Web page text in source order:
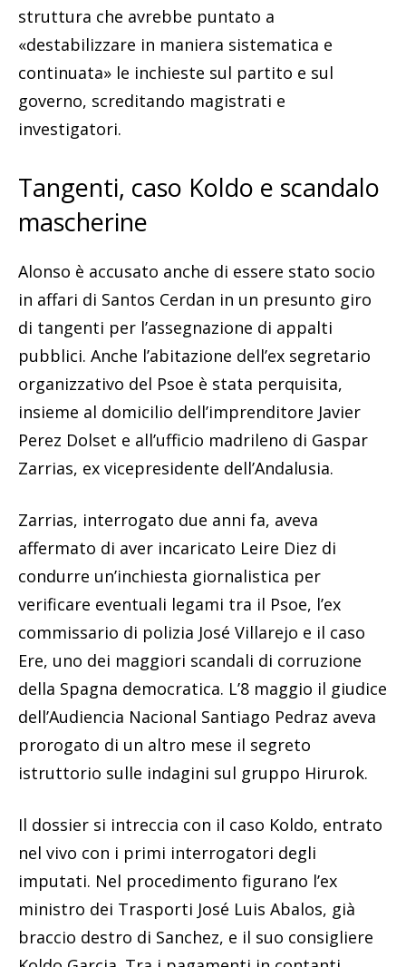
struttura che avrebbe puntato a
«destabilizzare in maniera sistematica e
continuata» le inchieste sul partito e sul
governo, screditando magistrati e
investigatori.
Tangenti, caso Koldo e scandalo
mascherine
Alonso è accusato anche di essere stato socio
in affari di Santos Cerdan in un presunto giro
di tangenti per l’assegnazione di appalti
pubblici. Anche l’abitazione dell’ex segretario
organizzativo del Psoe è stata perquisita,
insieme al domicilio dell’imprenditore Javier
Perez Dolset e all’ufficio madrileno di Gaspar
Zarrias, ex vicepresidente dell’Andalusia.
Zarrias, interrogato due anni fa, aveva
affermato di aver incaricato Leire Diez di
condurre un’inchiesta giornalistica per
verificare eventuali legami tra il Psoe, l’ex
commissario di polizia José Villarejo e il caso
Ere, uno dei maggiori scandali di corruzione
della Spagna democratica. L’8 maggio il giudice
dell’Audiencia Nacional Santiago Pedraz aveva
prorogato di un altro mese il segreto
istruttorio sulle indagini sul gruppo Hirurok.
Il dossier si intreccia con il caso Koldo, entrato
nel vivo con i primi interrogatori degli
imputati. Nel procedimento figurano l’ex
ministro dei Trasporti José Luis Abalos, già
braccio destro di Sanchez, e il suo consigliere